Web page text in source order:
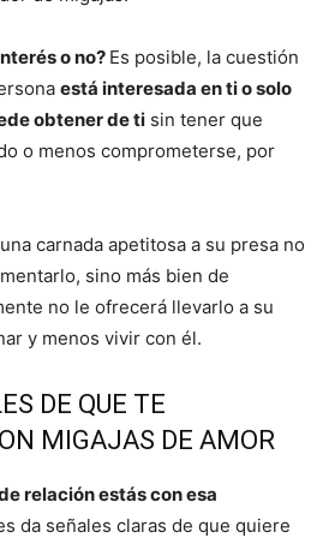
o no? Es posible, la cuestión
está interesada en ti o solo
obtener de ti sin tener que
o menos comprometerse, por
carnada apetitosa a su presa no
sino más bien de
no le ofrecerá llevarlo a su
y menos vivir con él.
DE QUE TE
MIGAJAS DE AMOR
relación estás con esa
da señales claras de que quiere